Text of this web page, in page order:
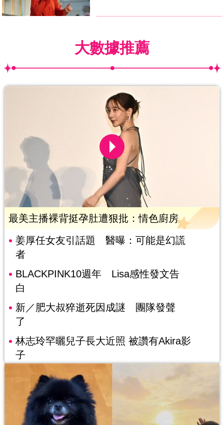
大數據推薦
最美主播裸背挺孕肚遭狠批：情色廚房
姜厚任女友引話題 醫曝：可能是幻謊
者
BLACKPINK10週年 Lisa感性發文告
白
新／肥大叔猝逝死因成謎 團隊發聲
了
林志玲罕曬兒子長大近照 被讚有Akira影
子